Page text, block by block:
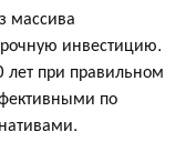
массива
инвестицию.
лет при правильном
по